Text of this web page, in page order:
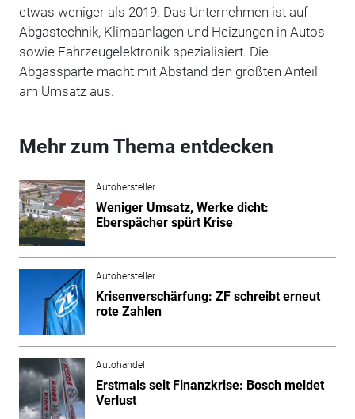
etwas weniger als 2019. Das Unternehmen ist auf
Abgastechnik, Klimaanlagen und Heizungen in Autos
sowie Fahrzeugelektronik spezialisiert. Die
Abgassparte macht mit Abstand den größten Anteil
am Umsatz aus.
Mehr zum Thema entdecken
Autohersteller
Weniger Umsatz, Werke dicht:
Eberspächer spürt Krise
Autohersteller
Krisenverschärfung: ZF schreibt erneut
rote Zahlen
Autohandel
Erstmals seit Finanzkrise: Bosch meldet
Verlust